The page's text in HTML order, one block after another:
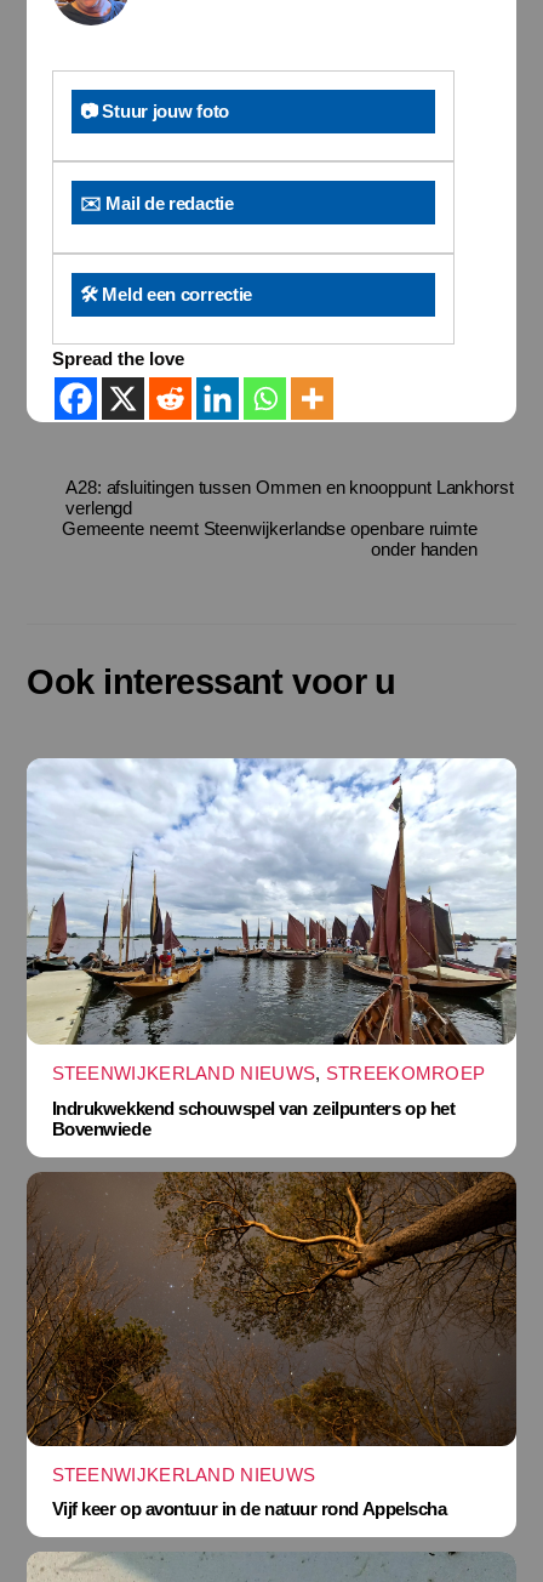
📷 Stuur jouw foto
✉️ Mail de redactie
🛠️ Meld een correctie
Spread the love
A28: afsluitingen tussen Ommen en knooppunt Lankhorst
verlengd
Gemeente neemt Steenwijkerlandse openbare ruimte
onder handen
Ook interessant voor u
STEENWIJKERLAND NIEUWS, STREEKOMROEP
Indrukwekkend schouwspel van zeilpunters op het
Bovenwiede
STEENWIJKERLAND NIEUWS
Vijf keer op avontuur in de natuur rond Appelscha